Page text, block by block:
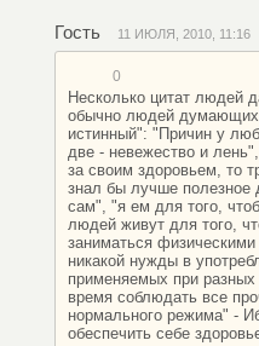
Гость 11 ИЮЛЯ, 2010, 11:16
0
Несколько цитат людей
обычно людей думающих
истинный": "Причин у
две - невежество и
за своим здоровьем, то
знал бы лучше полезное
сам", "я ем для того,
людей живут для того,
заниматься
никакой нужды в
применяемых при
время соблюдать все
нормального режима" -
обеспечить себе